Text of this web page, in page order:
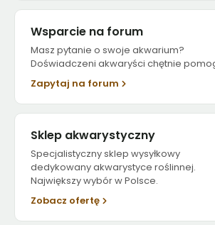
Wsparcie na forum
Masz pytanie o swoje akwarium?
Doświadczeni akwaryści chętnie
Zapytaj na forum
Sklep akwarystyczny
Specjalistyczny sklep wysyłkowy
dedykowany akwarystyce roślinnej.
Największy wybór w Polsce.
Zobacz ofertę